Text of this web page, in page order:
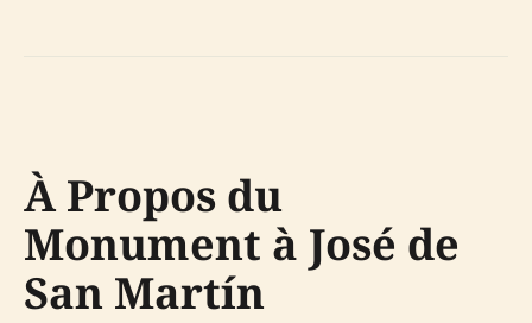
À Propos du
Monument à José de
San Martín